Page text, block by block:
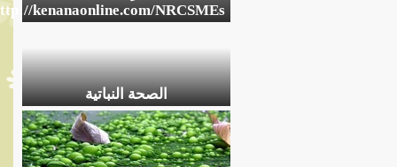
http://kenanaonline.com/NRCSMEs
الصحة النباتية